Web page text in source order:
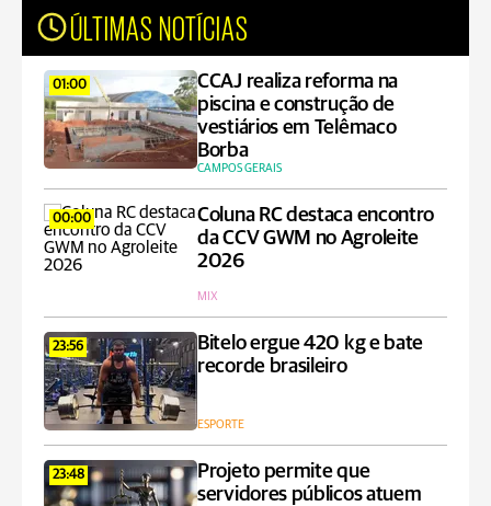
ÚLTIMAS NOTÍCIAS
01:00
CCAJ realiza reforma na
piscina e construção de
vestiários em Telêmaco
Borba
CAMPOS GERAIS
00:00
Coluna RC destaca encontro
da CCV GWM no Agroleite
2026
MIX
23:56
Bitelo ergue 420 kg e bate
recorde brasileiro
ESPORTE
23:48
Projeto permite que
servidores públicos atuem